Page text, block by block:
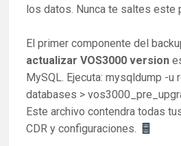
los datos. Nunca te saltes este
El primer componente del
actualizar VOS3000 version
MySQL. Ejecuta: mysqldump -u
databases >
Este archivo contendra todas
CDR y configuraciones.